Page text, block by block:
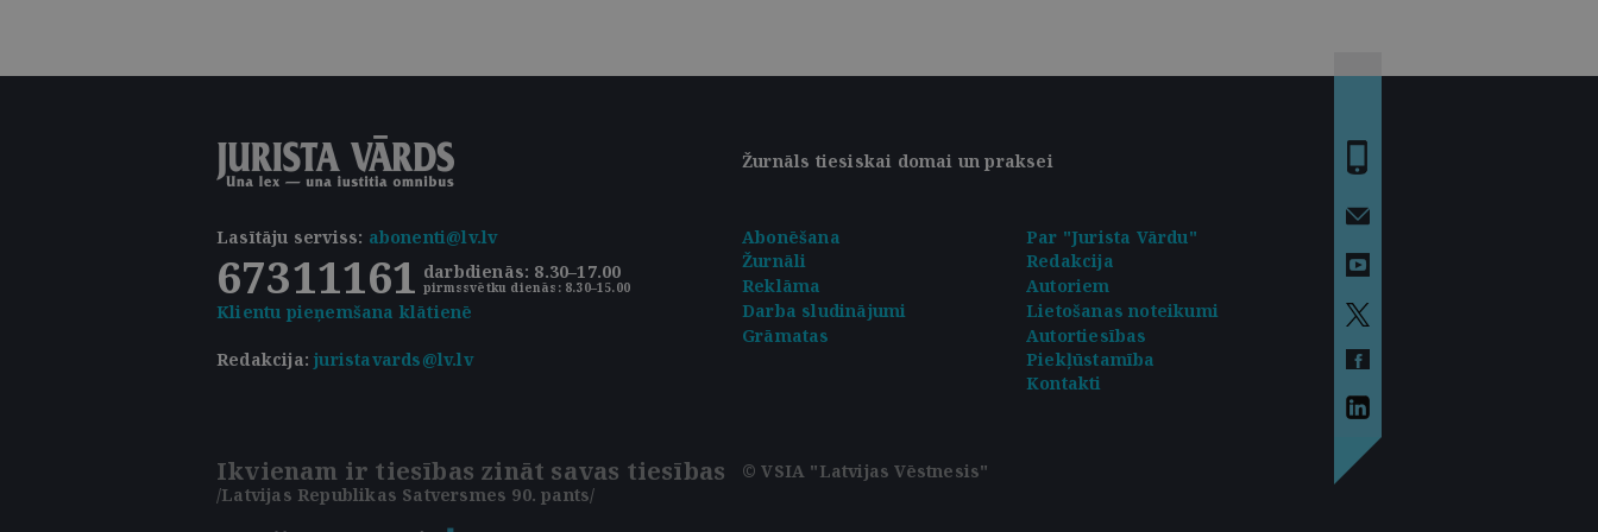
Žurnāls tiesiskai domai un praksei
Lasītāju serviss: abonenti@lv.lv
67311161 darbdienās: 8.30–17.00
pirmssvētku dienās: 8.30–15.00
Klientu pieņemšana klātienē
Abonēšana
Par "Jurista Vārdu"
Žurnāli
Redakcija
Reklāma
Autoriem
Darba sludinājumi
Lietošanas noteikumi
Redakcija:juristavards@lv.lv
Grāmatas
Autortiesības
Piekļūstamība
Kontakti
Ikvienam ir tiesības zināt savas tiesības
/Latvijas Republikas Satversmes 90. pants/
© VSIA "Latvijas Vēstnesis"